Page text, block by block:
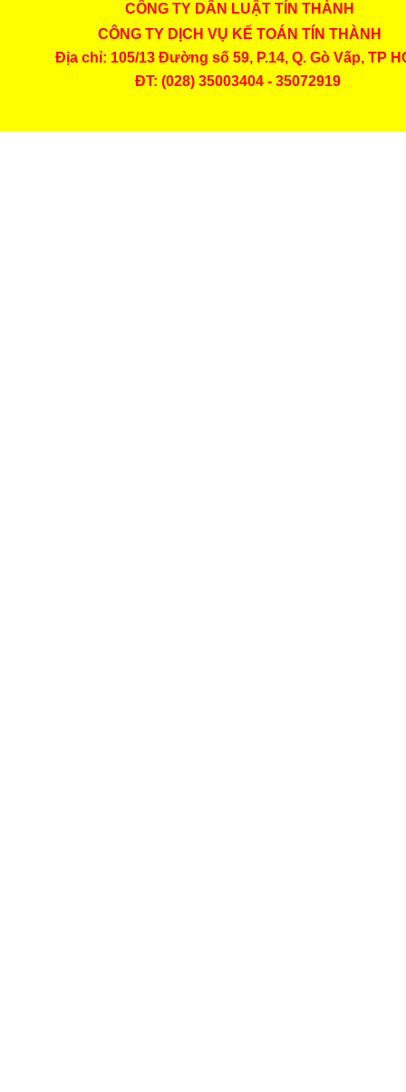
...xem chi tiết
* Mức phạt khi chậm nộp báo cáo thuế
...xem chi tiết
CÔNG TY DÂN LUẬT TÍN THÀNH
CÔNG TY DỊCH VỤ KẾ TOÁN TÍN THÀNH
Địa chỉ: 105/13 Đường số 59, P.14, Q. Gò Vấp, TP
ĐT: (028) 35003404 - 35072919